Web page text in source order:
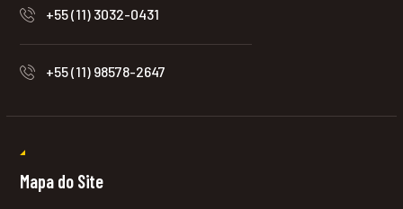
+55 (11) 3032-0431
+55 (11) 98578-2647
Mapa do Site